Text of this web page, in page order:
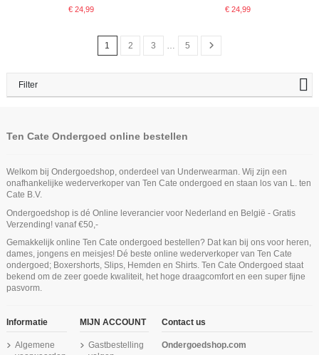
€ 24,99
€ 24,99
1 2 3 … 5
Filter
Ten Cate Ondergoed online bestellen
Welkom bij Ondergoedshop, onderdeel van Underwearman. Wij zijn een
onafhankelijke wederverkoper van Ten Cate ondergoed en staan los van L. ten
Cate B.V.
Ondergoedshop is dé Online leverancier voor Nederland en België - Gratis
Verzending! vanaf €50,-
Gemakkelijk online Ten Cate ondergoed bestellen? Dat kan bij ons voor heren,
dames, jongens en meisjes! Dé beste online wederverkoper van Ten Cate
ondergoed; Boxershorts, Slips, Hemden en Shirts. Ten Cate Ondergoed staat
bekend om de zeer goede kwaliteit, het hoge draagcomfort en een super fijne
pasvorm.
Informatie
Algemene
MIJN ACCOUNT
Gastbestelling
Contact us
Ondergoedshop.com